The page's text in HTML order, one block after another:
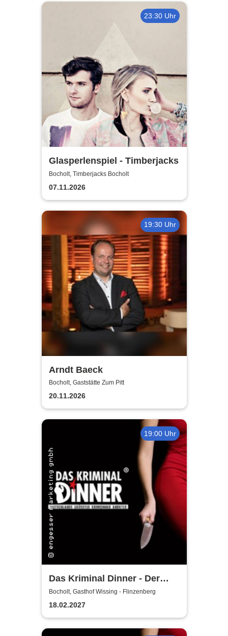
23:30 Uhr
Glasperlenspiel - Timberjacks
Bocholt, Timberjacks Bocholt
07.11.2026
19:30 Uhr
Arndt Baeck
Bocholt, Gaststätte Zum Pitt
20.11.2026
19:00 Uhr
Das Kriminal Dinner - Der
Polterabendkiller
Bocholt, Gasthof Wissing - Flinzenberg
18.02.2027